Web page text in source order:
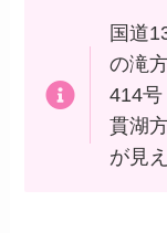
国道
の滝
414号
貫湖
が見